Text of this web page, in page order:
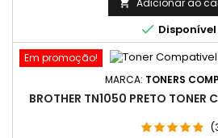
 Adicionar ao
 Disponível
Em promoção!
MARCA: TONERS
BROTHER TN1050 PRETO TONER